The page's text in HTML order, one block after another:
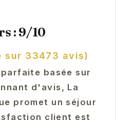
: 9/10
sur 33473 avis)
basée sur
d'avis, La
promet un séjour
client est